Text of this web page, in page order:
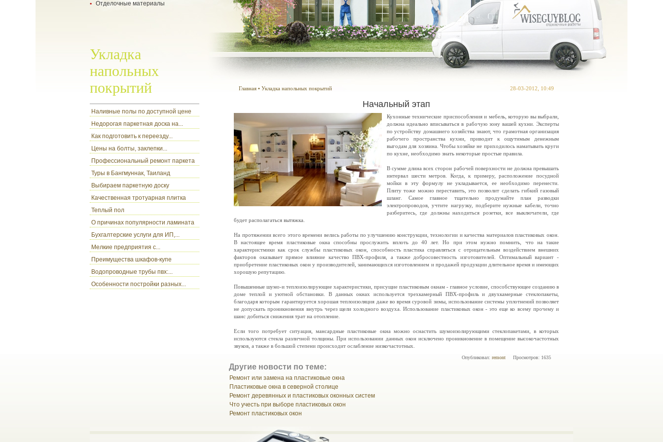
- укладка ламината
Отделочные материалы
Укладка
напольных
покрытий
Наливные полы по доступной цене
Недорогая паркетная доска на...
Как подготовить к переезду...
Цены на болты, заклепки...
Профессиональный ремонт паркета
Туры в Бангмуннак, Таиланд
Выбираем паркетную доску
Качественная тротуарная плитка
Теплый пол
О причинах популярности ламината
Бухгалтерские услуги для ИП,...
Мелкие предприятия с...
Преимущества шкафов-купе
Водопроводные трубы пвх:...
Особенности постройки разных...
Главная • Укладка напольных покрытий 28-03-2012, 10:49
Начальный этап
Кухонные технические приспособления и мебель, которую вы выбрали,
должна идеально вписываться в рабочую зону вашей кухни. Эксперты
по устройству домашнего хозяйства знают, что грамотная организация
рабочего пространства кухни, приводит к ощутимым денежным
выгодам для хозяина. Чтобы хозяйке не приходилось наматывать круги
по кухне, необходимо знать некоторые простые правила.
В сумме длина всех сторон рабочей поверхности не должна превышать
интервал шести метров. Когда, к примеру, расположение посудной
мойки в эту формулу не укладывается, ее необходимо перенести.
Плиту тоже можно переставить, это позволит сделать гибкий газовый
шланг. Самое главное тщательно продумайте план разводки
электропроводов, учтите нагрузку, подберите нужные кабели, точно
разберитесь, где должны находиться розетки, все выключатели, где
будет располагаться вытяжка.
На протяжении всего этого времени велись работы по улучшению конструкции, технологии и качества материалов пластиковых окон.
В настоящее время пластиковые окна способны прослужить вплоть до 40 лет. Но при этом нужно помнить, что на такие
характеристмики как срок службы пластиковых окон, способность пластика справляться с отрицательным воздействием внешних
факторов оказывает прямое влияние качество ПВХ-профиля, а также добросовестность изготовителей. Оптимальный вариант -
приобретение пластиковых окон у производителей, занимающихся изготовлением и продажей продукции длительное время и имеющих
хорошую репутацию.
Повышенные шумо-и теплоизолирующие характеристики, присущие пластиковым окнам - главное условие, способствующее созданию в
доме теплой и уютной обстановки. В данных окнах используется трехкамерный ПВХ-профиль и двухкамерные стеклопакеты,
благодаря которым гарантируется хорошая теплоизоляция даже во время суровой зимы, использование системы уплотнений позволяет
не допускать проникновения внутрь через щели холодного воздуха. Использование пластиковых окон - это еще ко всему прочему и
шанс добиться снижения трат на отопление.
Если того потребует ситуация, мансардные пластиковые окна можно оснастить шумоизолирующими стеклопакетами, в которых
используются стекла различной толщины. При использовании данных окон исключено проникновение в помещение высокочастотных
звуков, а также в большой степени происходит ослабление низкочастотных.
Опубликовал: remont Просмотров: 1635
Другие новости по теме:
Ремонт или замена на пластиковые окна
Пластиковые окна в северной столице
Ремонт деревянных и пластиковых оконных систем
Что учесть при выборе пластиковых окон
Ремонт пластиковых окон